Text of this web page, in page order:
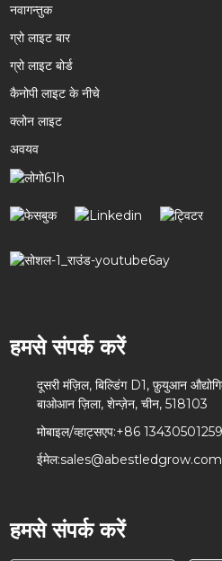
नवागन्तुक
ग्रो लाइट बार
ग्रो लाइट बोर्ड
कैनोपी लाइट के नीचे
क्लोन लाइट
अवयव
हमसे संपर्क करें
दूसरी मंज़िल, बिल्डिंग D1, फ़ुयुआन
बाओआन ज़िला, शेन्ज़ेन, चीन, 518103
मोबाइल/व्हाट्सएप:+86 13430501259
ईमेल:sales@abestledgrow.com
हमसे संपर्क करें